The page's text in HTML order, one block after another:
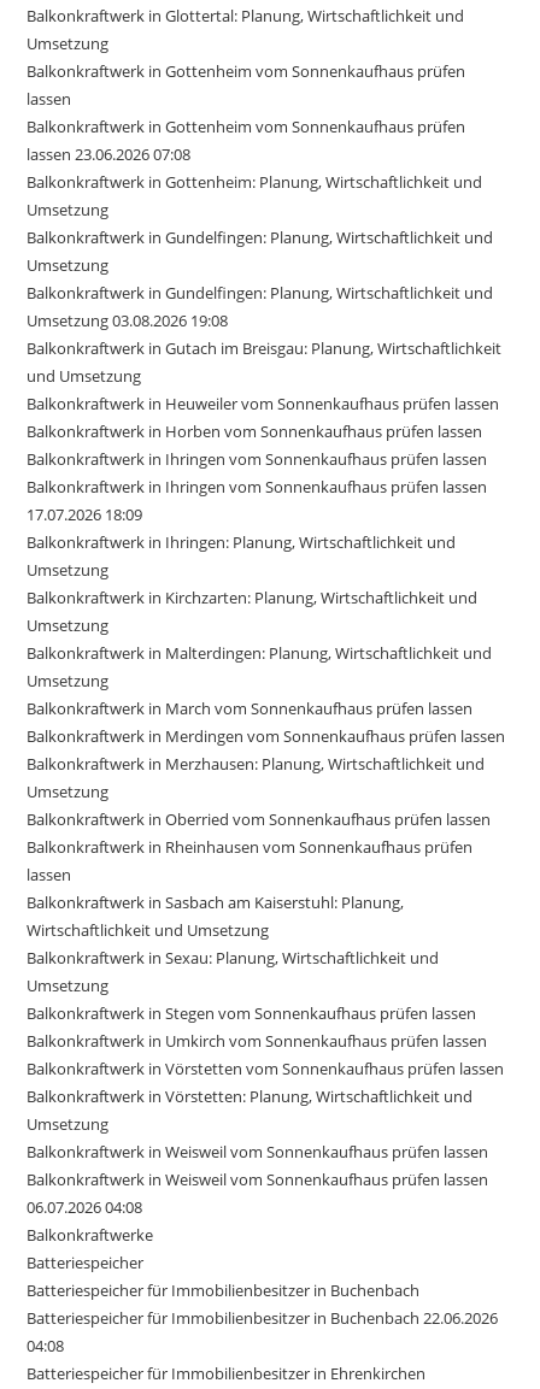
Balkonkraftwerk in Glottertal: Planung, Wirtschaftlichkeit und
Umsetzung
Balkonkraftwerk in Gottenheim vom Sonnenkaufhaus prüfen
lassen
Balkonkraftwerk in Gottenheim vom Sonnenkaufhaus prüfen
lassen 23.06.2026 07:08
Balkonkraftwerk in Gottenheim: Planung, Wirtschaftlichkeit und
Umsetzung
Balkonkraftwerk in Gundelfingen: Planung, Wirtschaftlichkeit und
Umsetzung
Balkonkraftwerk in Gundelfingen: Planung, Wirtschaftlichkeit und
Umsetzung 03.08.2026 19:08
Balkonkraftwerk in Gutach im Breisgau: Planung, Wirtschaftlichkeit
und Umsetzung
Balkonkraftwerk in Heuweiler vom Sonnenkaufhaus prüfen lassen
Balkonkraftwerk in Horben vom Sonnenkaufhaus prüfen lassen
Balkonkraftwerk in Ihringen vom Sonnenkaufhaus prüfen lassen
Balkonkraftwerk in Ihringen vom Sonnenkaufhaus prüfen lassen
17.07.2026 18:09
Balkonkraftwerk in Ihringen: Planung, Wirtschaftlichkeit und
Umsetzung
Balkonkraftwerk in Kirchzarten: Planung, Wirtschaftlichkeit und
Umsetzung
Balkonkraftwerk in Malterdingen: Planung, Wirtschaftlichkeit und
Umsetzung
Balkonkraftwerk in March vom Sonnenkaufhaus prüfen lassen
Balkonkraftwerk in Merdingen vom Sonnenkaufhaus prüfen lassen
Balkonkraftwerk in Merzhausen: Planung, Wirtschaftlichkeit und
Umsetzung
Balkonkraftwerk in Oberried vom Sonnenkaufhaus prüfen lassen
Balkonkraftwerk in Rheinhausen vom Sonnenkaufhaus prüfen
lassen
Balkonkraftwerk in Sasbach am Kaiserstuhl: Planung,
Wirtschaftlichkeit und Umsetzung
Balkonkraftwerk in Sexau: Planung, Wirtschaftlichkeit und
Umsetzung
Balkonkraftwerk in Stegen vom Sonnenkaufhaus prüfen lassen
Balkonkraftwerk in Umkirch vom Sonnenkaufhaus prüfen lassen
Balkonkraftwerk in Vörstetten vom Sonnenkaufhaus prüfen lassen
Balkonkraftwerk in Vörstetten: Planung, Wirtschaftlichkeit und
Umsetzung
Balkonkraftwerk in Weisweil vom Sonnenkaufhaus prüfen lassen
Balkonkraftwerk in Weisweil vom Sonnenkaufhaus prüfen lassen
06.07.2026 04:08
Balkonkraftwerke
Batteriespeicher
Batteriespeicher für Immobilienbesitzer in Buchenbach
Batteriespeicher für Immobilienbesitzer in Buchenbach 22.06.2026
04:08
Batteriespeicher für Immobilienbesitzer in Ehrenkirchen